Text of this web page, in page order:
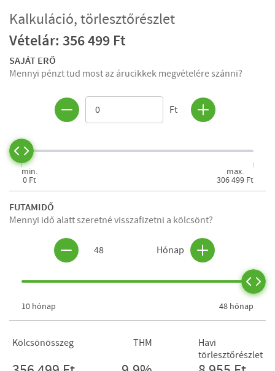
Kalkuláció, törlesztőrészlet
Vételár: 356 499 Ft
SAJÁT ERŐ
Mennyi pénzt tud most az árucikkek megvételére szánni?
Ft
min.
0 Ft
max.
306 499 Ft
FUTAMIDŐ
Mennyi idő alatt szeretné visszafizetni a kölcsönt?
48 Hónap
10 hónap 48 hónap
Kölcsönösszeg THM
Havi
törlesztőrészlet